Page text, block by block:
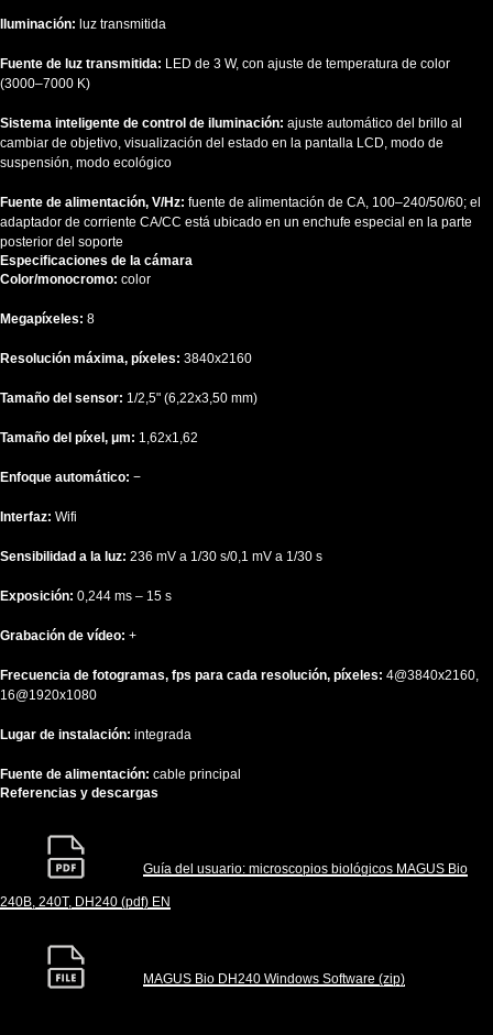
Iluminación: luz transmitida
Fuente de luz transmitida: LED de 3 W, con ajuste de temperatura de color
(3000–7000 K)
Sistema inteligente de control de iluminación: ajuste automático del brillo al
cambiar de objetivo, visualización del estado en la pantalla LCD, modo de
suspensión, modo ecológico
Fuente de alimentación, V/Hz: fuente de alimentación de CA, 100–240/50/60; el
adaptador de corriente CA/CC está ubicado en un enchufe especial en la parte
posterior del soporte
Especificaciones de la cámara
Color/monocromo: color
Megapíxeles: 8
Resolución máxima, píxeles: 3840x2160
Tamaño del sensor: 1/2,5" (6,22x3,50 mm)
Tamaño del píxel, μm: 1,62х1,62
Enfoque automático: −
Interfaz: Wifi
Sensibilidad a la luz: 236 mV a 1/30 s/0,1 mV a 1/30 s
Exposición: 0,244 ms – 15 s
Grabación de vídeo: +
Frecuencia de fotogramas, fps para cada resolución, píxeles: 4@3840x2160,
16@1920x1080
Lugar de instalación: integrada
Fuente de alimentación: cable principal
Referencias y descargas
Guía del usuario: microscopios biológicos MAGUS Bio
240B, 240T, DH240 (pdf) EN
MAGUS Bio DH240 Windows Software (zip)